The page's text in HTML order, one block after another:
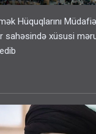
Hüquqlarını
sahəsində xüsusi